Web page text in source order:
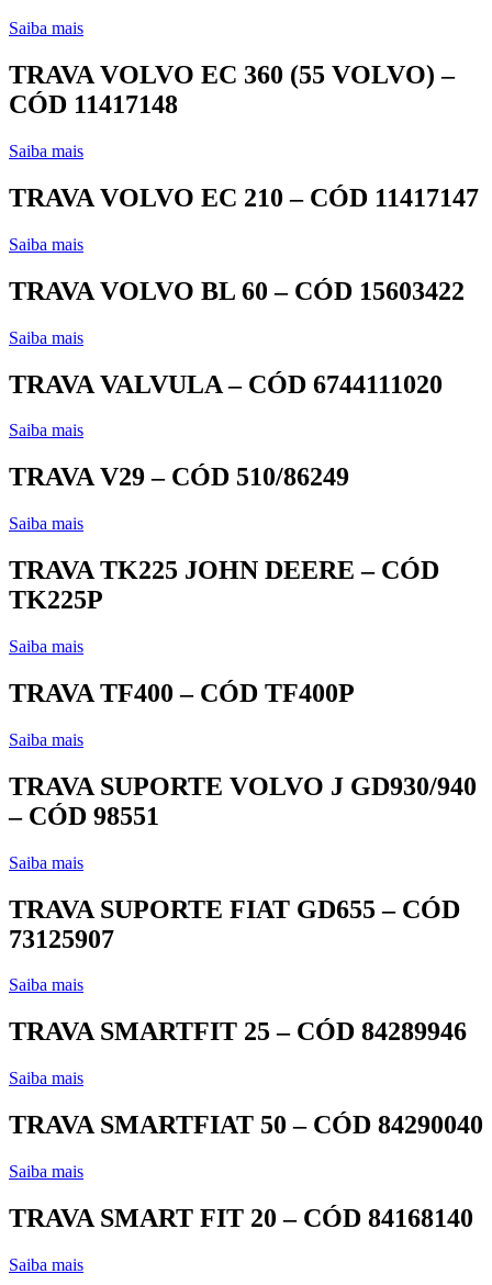
Saiba mais
TRAVA VOLVO EC 360 (55 VOLVO) –
CÓD 11417148
Saiba mais
TRAVA VOLVO EC 210 – CÓD 11417147
Saiba mais
TRAVA VOLVO BL 60 – CÓD 15603422
Saiba mais
TRAVA VALVULA – CÓD 6744111020
Saiba mais
TRAVA V29 – CÓD 510/86249
Saiba mais
TRAVA TK225 JOHN DEERE – CÓD
TK225P
Saiba mais
TRAVA TF400 – CÓD TF400P
Saiba mais
TRAVA SUPORTE VOLVO J GD930/940
– CÓD 98551
Saiba mais
TRAVA SUPORTE FIAT GD655 – CÓD
73125907
Saiba mais
TRAVA SMARTFIT 25 – CÓD 84289946
Saiba mais
TRAVA SMARTFIAT 50 – CÓD 84290040
Saiba mais
TRAVA SMART FIT 20 – CÓD 84168140
Saiba mais